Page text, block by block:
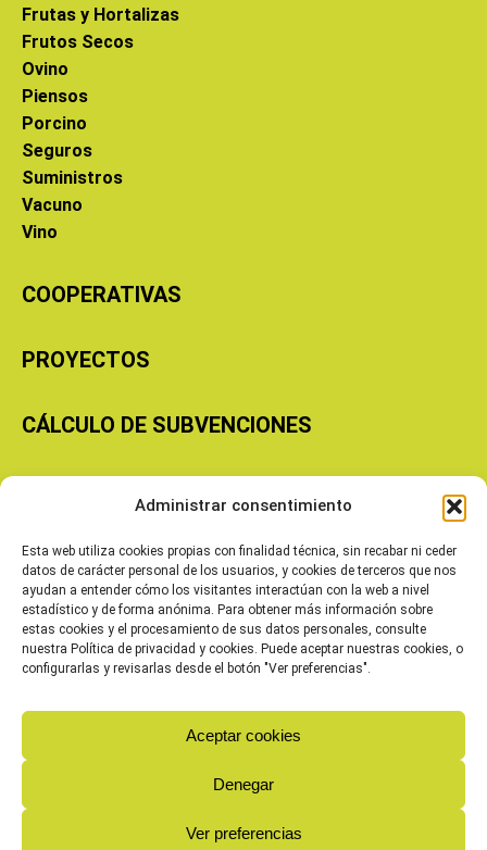
Administrar consentimiento
Esta web utiliza cookies propias con finalidad técnica, sin recabar ni ceder
datos de carácter personal de los usuarios, y cookies de terceros que nos
ayudan a entender cómo los visitantes interactúan con la web a nivel
estadístico y de forma anónima. Para obtener más información sobre
estas cookies y el procesamiento de sus datos personales, consulte
nuestra Política de privacidad y cookies. Puede aceptar nuestras cookies, o
configurarlas y revisarlas desde el botón "Ver preferencias".
Aceptar cookies
Denegar
Ver preferencias
Frutas y Hortalizas
Frutos Secos
Ovino
Piensos
Porcino
Seguros
Suministros
Vacuno
Vino
COOPERATIVAS
PROYECTOS
CÁLCULO DE SUBVENCIONES